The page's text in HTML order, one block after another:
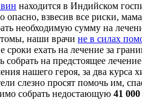
находится в Индийском
взвесив все риски,
необходимую сумму на
наши врачи не в силах
сроки ехать на лечение за
на предстоящее
нашего героя, за два курса
слезно просят помочь им,
собрать недостающую 41 000